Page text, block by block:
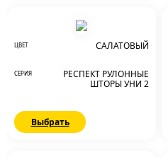
ЦВЕТ САЛАТОВЫЙ
СЕРИЯ
РЕСПЕКТ РУЛОННЫЕ
ШТОРЫ УНИ 2
Выбрать